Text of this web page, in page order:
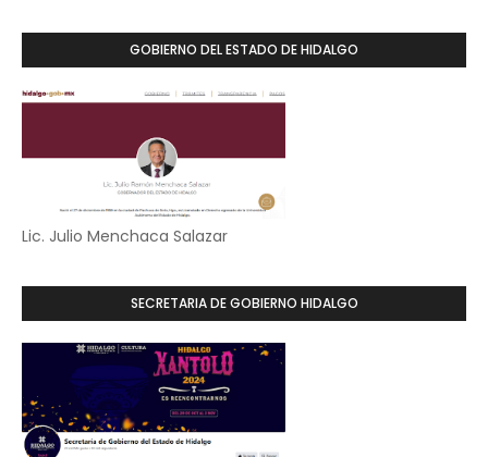
GOBIERNO DEL ESTADO DE HIDALGO
Lic. Julio Menchaca Salazar
SECRETARIA DE GOBIERNO HIDALGO